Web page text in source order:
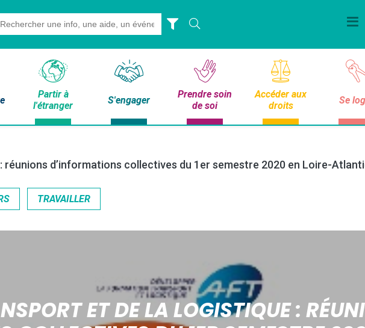
Partir à
l'étranger
S'engager
Prendre soin
de soi
Accéder aux
droits
Se
d’informations collectives du 1er semestre 2020 en Loire-
TRAVAILLER
ET DE LA LOGISTIQUE :